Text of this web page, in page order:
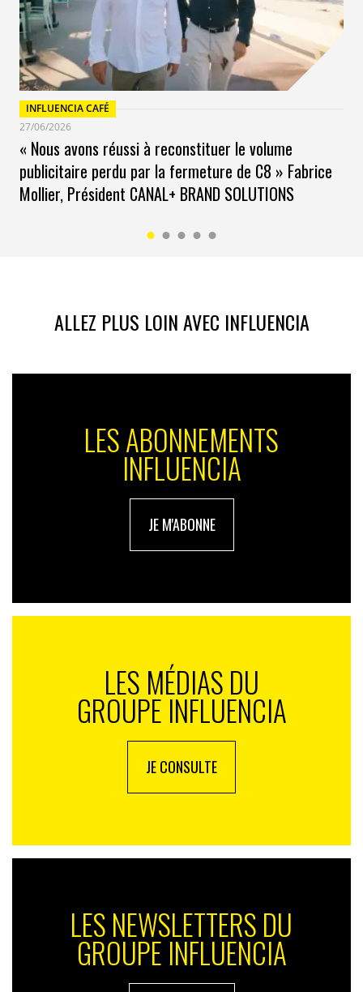
INFLUENCIA CAFÉ
27/06/2026
« Nous avons réussi à reconstituer le volume
publicitaire perdu par la fermeture de C8 » Fabrice
Mollier, Président CANAL+ BRAND SOLUTIONS
ALLEZ PLUS LOIN AVEC INFLUENCIA
LES ABONNEMENTS
INFLUENCIA
JE M'ABONNE
LES MÉDIAS DU
GROUPE INFLUENCIA
JE CONSULTE
LES NEWSLETTERS DU
GROUPE INFLUENCIA